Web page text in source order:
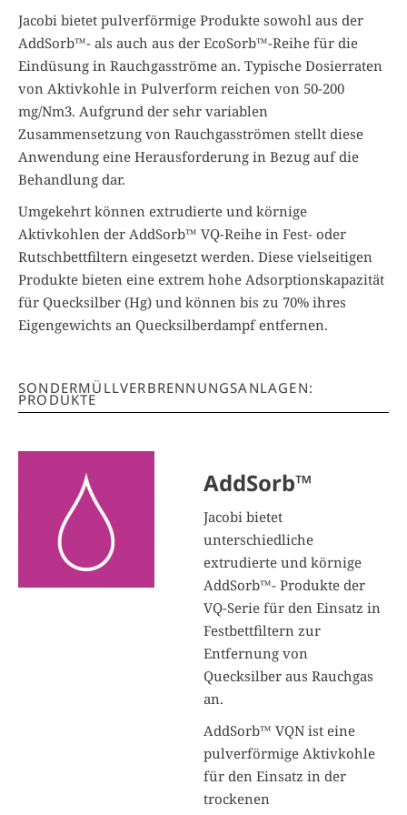
Jacobi bietet pulverförmige Produkte sowohl aus der
AddSorb™- als auch aus der EcoSorb™-Reihe für die
Eindüsung in Rauchgasströme an. Typische Dosierraten
von Aktivkohle in Pulverform reichen von 50-200
mg/Nm3. Aufgrund der sehr variablen
Zusammensetzung von Rauchgasströmen stellt diese
Anwendung eine Herausforderung in Bezug auf die
Behandlung dar.
Umgekehrt können extrudierte und körnige
Aktivkohlen der AddSorb™ VQ-Reihe in Fest- oder
Rutschbettfiltern eingesetzt werden. Diese vielseitigen
Produkte bieten eine extrem hohe Adsorptionskapazität
für Quecksilber (Hg) und können bis zu 70% ihres
Eigengewichts an Quecksilberdampf entfernen.
SONDERMÜLLVERBRENNUNGSANLAGEN:
PRODUKTE
AddSorb™
Jacobi bietet
unterschiedliche
extrudierte und körnige
AddSorb™- Produkte der
VQ-Serie für den Einsatz in
Festbettfiltern zur
Entfernung von
Quecksilber aus Rauchgas
an.
AddSorb™ VQN ist eine
pulverförmige Aktivkohle
für den Einsatz in der
trockenen